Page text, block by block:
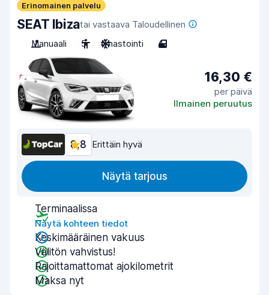
Erinomainen palvelu
SEAT Ibizatai vastaava Taloudellinen
Manuaali
5 Ilmastointi 4
16,30 €
per päivä
Ilmainen peruutus
8,8 Erittäin hyvä
Näytä tarjous
Terminaalissa
Näytä kohteen tiedot
Keskimääräinen vakuus
Välitön vahvistus!
Rajoittamattomat ajokilometrit
Maksa nyt